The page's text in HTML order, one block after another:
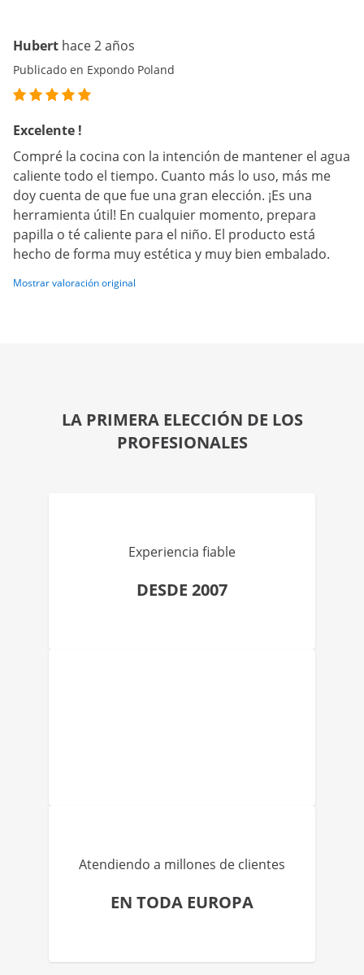
Hubert hace 2 años
Publicado en Expondo Poland
Excelente !
Compré la cocina con la intención de mantener el agua
caliente todo el tiempo. Cuanto más lo uso, más me
doy cuenta de que fue una gran elección. ¡Es una
herramienta útil! En cualquier momento, prepara
papilla o té caliente para el niño. El producto está
hecho de forma muy estética y muy bien embalado.
Mostrar valoración original
LA PRIMERA ELECCIÓN DE LOS
PROFESIONALES
Experiencia fiable
DESDE 2007
Atendiendo a millones de clientes
EN TODA EUROPA